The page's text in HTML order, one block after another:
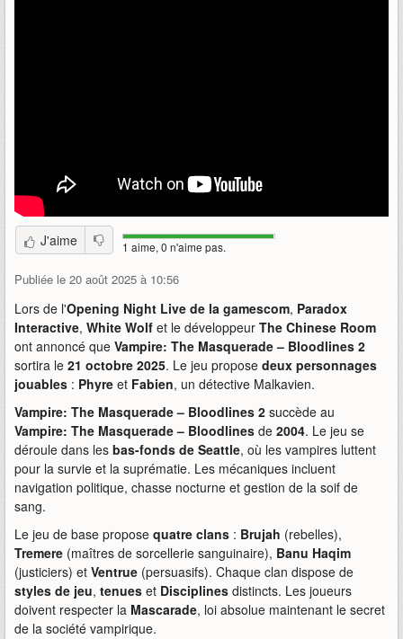
J'aime 1 aime, 0 n'aime pas.
Publiée le 20 août 2025 à 10:56
Lors de l'Opening Night Live de la gamescom, Paradox
Interactive, White Wolf et le développeur The Chinese Room
ont annoncé que Vampire: The Masquerade – Bloodlines 2
sortira le 21 octobre 2025. Le jeu propose deux personnages
jouables : Phyre et Fabien, un détective Malkavien.
Vampire: The Masquerade – Bloodlines 2 succède au
Vampire: The Masquerade – Bloodlines de 2004. Le jeu se
déroule dans les bas-fonds de Seattle, où les vampires luttent
pour la survie et la suprématie. Les mécaniques incluent
navigation politique, chasse nocturne et gestion de la soif de
sang.
Le jeu de base propose quatre clans : Brujah (rebelles),
Tremere (maîtres de sorcellerie sanguinaire), Banu Haqim
(justiciers) et Ventrue (persuasifs). Chaque clan dispose de
styles de jeu, tenues et Disciplines distincts. Les joueurs
doivent respecter la Mascarade, loi absolue maintenant le secret
de la société vampirique.